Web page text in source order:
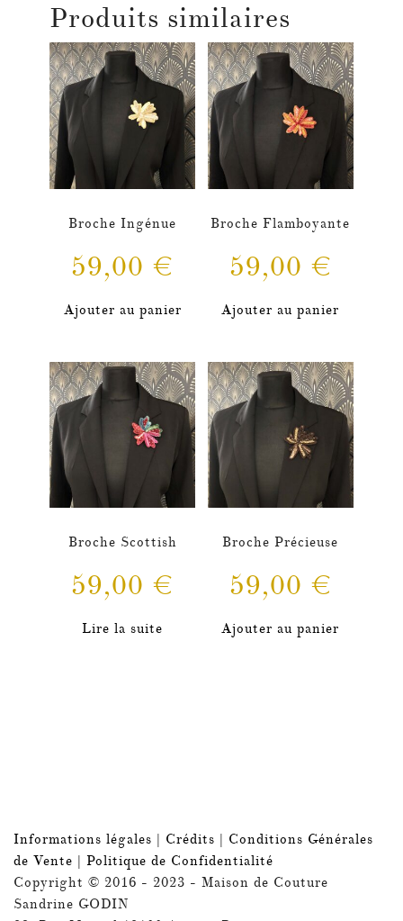
Produits similaires
Broche Ingénue
59,00 €
Ajouter au panier
Broche Flamboyante
59,00 €
Ajouter au panier
Broche Scottish
59,00 €
Lire la suite
Broche Précieuse
59,00 €
Ajouter au panier
Informations légales | Crédits | Conditions Générales
de Vente | Politique de Confidentialité
Copyright © 2016 - 2023 - Maison de Couture
Sandrine GODIN